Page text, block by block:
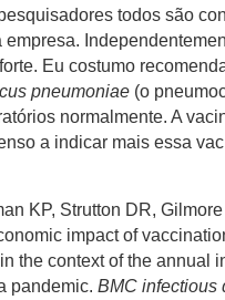
todos são
Eu costumo
pneumoniae (o
normalmente. A
a indicar mais essa
KP, Strutton DR,
impact of
the context of the annual
pandemic. BMC infectious